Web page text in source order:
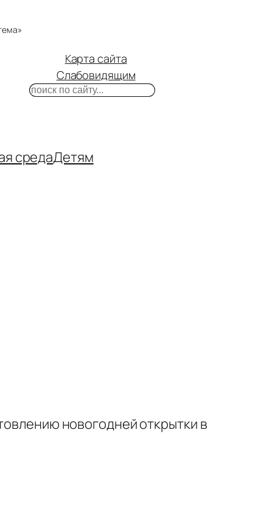
Карта сайта
Слабовидящим
Поиск
средаДетям
новогодней открытки в